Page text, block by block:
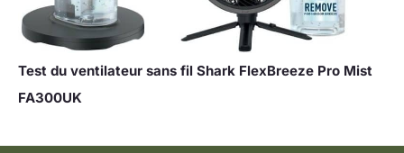
Test du ventilateur sans fil Shark FlexBreeze Pro Mist
FA300UK